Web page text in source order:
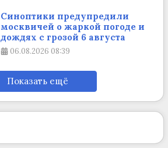
Синоптики предупредили
москвичей о жаркой погоде и
дождях с грозой 6 августа
06.08.2026 08:39
Показать ещё